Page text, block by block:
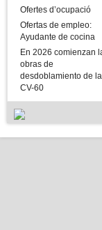
Ofertes d’ocupació
Ofertas de empleo:
Ayudante de cocina
En 2026 comienzan
obras de
desdoblamiento de la
CV-60